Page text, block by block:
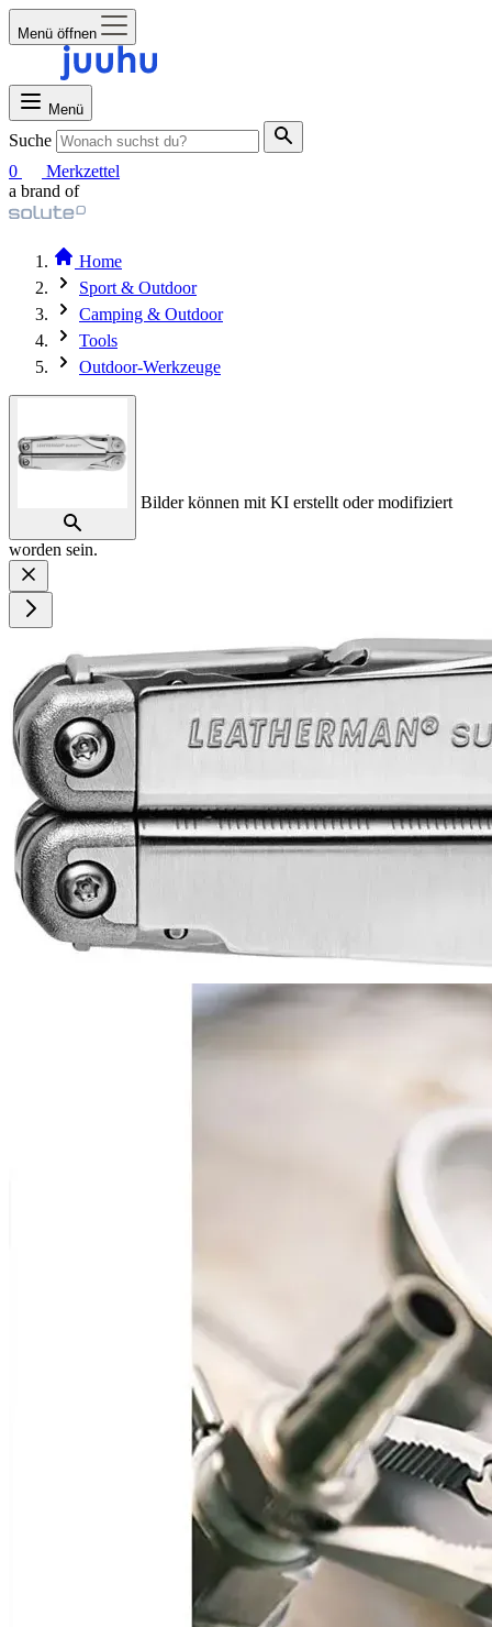
Menü öffnen
Menü
Suche
0
Merkzettel
a brand of
Home
Sport & Outdoor
Camping & Outdoor
Tools
Outdoor-Werkzeuge
Bilder können mit KI erstellt oder modifiziert
worden sein.